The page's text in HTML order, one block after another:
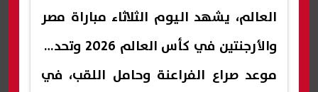
العالم، يشهد اليوم الثلاثاء مباراة مصر
والأرجنتين في كأس العالم 2026 وتحديد
موعد صراع الفراعنة وحامل اللقب، في